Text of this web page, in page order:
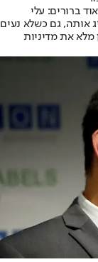
ברורים: עלי
אותה, גם כשלא נעים
את מדיניות